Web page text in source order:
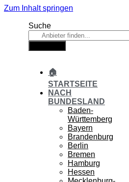
Zum Inhalt springen
Suche
🏠
STARTSEITE
NACH
BUNDESLAND
Baden-
Württemberg
Bayern
Brandenburg
Berlin
Bremen
Hamburg
Hessen